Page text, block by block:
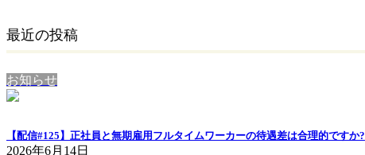
最近の投稿
お知らせ
【配信#125】正社員と無期雇用フルタイムワーカーの待遇差は合理的ですか?
2026年6月14日